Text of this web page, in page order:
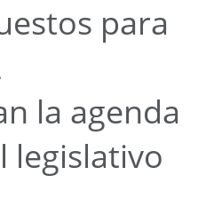
para
la agenda
legislativo